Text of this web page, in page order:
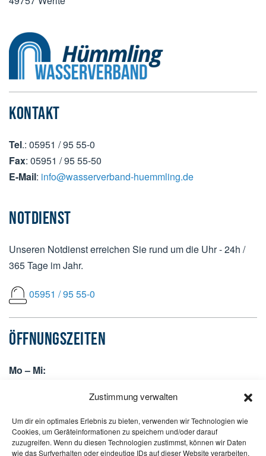
Zustimmung verwalten
Um dir ein optimales Erlebnis zu bieten, verwenden wir Technologien wie
Cookies, um Geräteinformationen zu speichern und/oder darauf
zuzugreifen. Wenn du diesen Technologien zustimmst, können wir Daten
wie das Surfverhalten oder eindeutige IDs auf dieser Website verarbeiten.
KONTAKT
Tel.: 05951 / 95 55-0
Fax: 05951 / 95 55-50
E-Mail: info@wasserverband-huemmling.de
NOTDIENST
Unseren Notdienst erreichen Sie rund um die Uhr - 24h /
365 Tage im Jahr.
05951 / 95 55-0
ÖFFNUNGSZEITEN
Mo – Mi:
13:30 bis 17:00 Uhr
Do:
07:30 bis 12:30 Uhr +